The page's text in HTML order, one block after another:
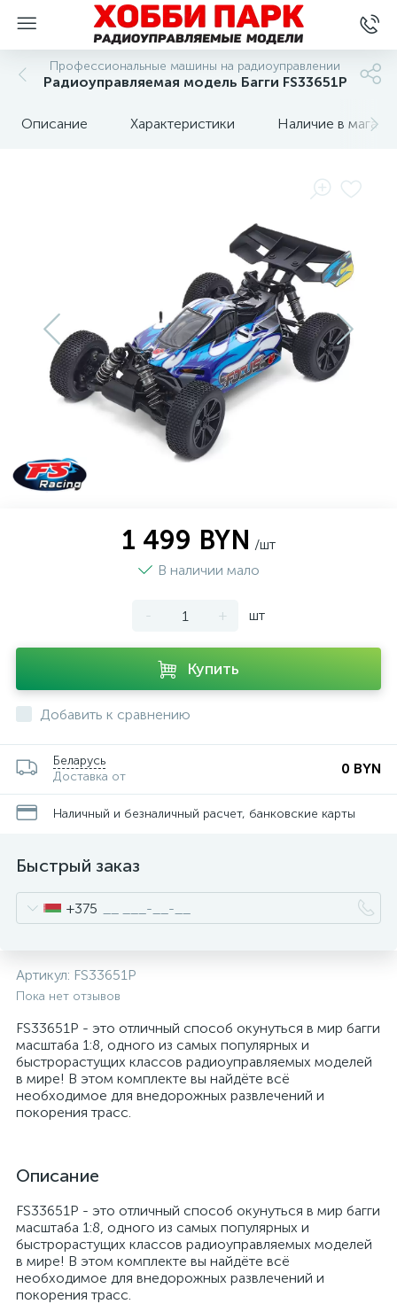
Профессиональные машины на радиоуправлении
Радиоуправляемая модель Багги FS33651P
Описание Характеристики Наличие в
1 499 BYN /шт
В наличии мало
- + шт
Купить
Добавить к сравнению
Беларусь
Доставка от
0 BYN
Наличный и безналичный расчет, банковские карты
Быстрый заказ
+375
Артикул: FS33651P
Пока нет отзывов
FS33651P - это отличный способ окунуться в мир багги
масштаба 1:8, одного из самых популярных и
быстрорастущих классов радиоуправляемых моделей
в мире! В этом комплекте вы найдёте всё
необходимое для внедорожных развлечений и
покорения трасс.
Описание
FS33651P - это отличный способ окунуться в мир багги
масштаба 1:8, одного из самых популярных и
быстрорастущих классов радиоуправляемых моделей
в мире! В этом комплекте вы найдёте всё
необходимое для внедорожных развлечений и
покорения трасс.